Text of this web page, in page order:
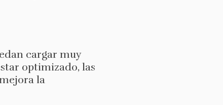
cargar muy
optimizado, las
la